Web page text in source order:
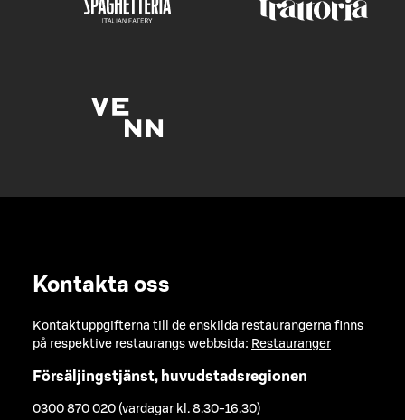
Kontakta oss
Kontaktuppgifterna till de enskilda restaurangerna finns
på respektive restaurangs webbsida: Restauranger
Försäljingstjänst, huvudstadsregionen
0300 870 020 (vardagar kl. 8.30-16.30)